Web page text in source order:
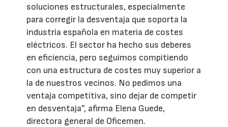
soluciones estructurales, especialmente
para corregir la desventaja que soporta la
industria española en materia de costes
eléctricos. El sector ha hecho sus deberes
en eficiencia, pero seguimos compitiendo
con una estructura de costes muy superior a
la de nuestros vecinos. No pedimos una
ventaja competitiva, sino dejar de competir
en desventaja”, afirma Elena Guede,
directora general de Oficemen.